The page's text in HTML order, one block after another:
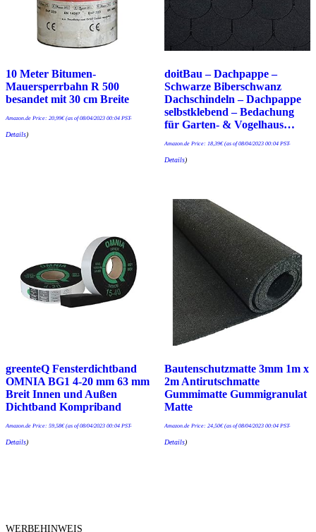
10 Meter Bitumen-
Mauersperrbahn R 500
besandet mit 30 cm Breite
Amazon.de Price: 20,99€(as of 08/04/2023 00:04 PST-
Details)
doitBau – Dachpappe –
Schwarze Biberschwanz
Dachschindeln – Dachpappe
selbstklebend – Bedachung
für Garten- & Vogelhaus…
Amazon.de Price: 18,39€(as of 08/04/2023 00:04 PST-
Details)
greenteQ Fensterdichtband
OMNIA BG1 4-20 mm 63 mm
Breit Innen und Außen
Dichtband Kompriband
Amazon.de Price: 59,58€(as of 08/04/2023 00:04 PST-
Details)
Bautenschutzmatte 3mm 1m x
2m Antirutschmatte
Gummimatte Gummigranulat
Matte
Amazon.de Price: 24,50€(as of 08/04/2023 00:04 PST-
Details)
WERBEHINWEIS